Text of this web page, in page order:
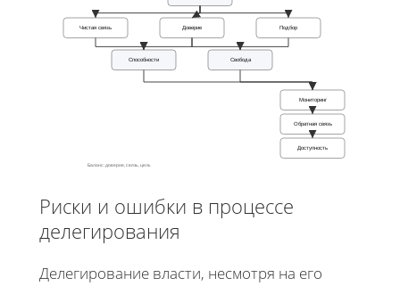
Чистая связь Доверие Подбор
Способности Свобода
Мониторинг
Обратная связь
Доступность
Баланс: доверие, связь, цель
Риски и ошибки в процессе
делегирования
Делегирование власти, несмотря на его